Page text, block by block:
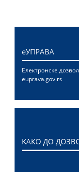
eУПРАВА
Електронске
euprava.gov.rs
KАКО ДО